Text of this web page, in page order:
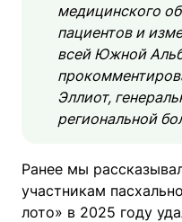
медицинского
пациентов и
всей Южной
Эллиот,
региональной
Ранее мы
участникам
лото» в 2025 году